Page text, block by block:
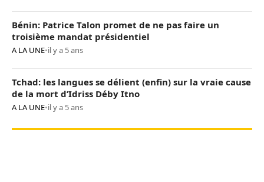
Bénin: Patrice Talon promet de ne pas faire un
troisième mandat présidentiel
A LA UNE•il y a 5 ans
Tchad: les langues se délient (enfin) sur la vraie cause
de la mort d’Idriss Déby Itno
A LA UNE•il y a 5 ans